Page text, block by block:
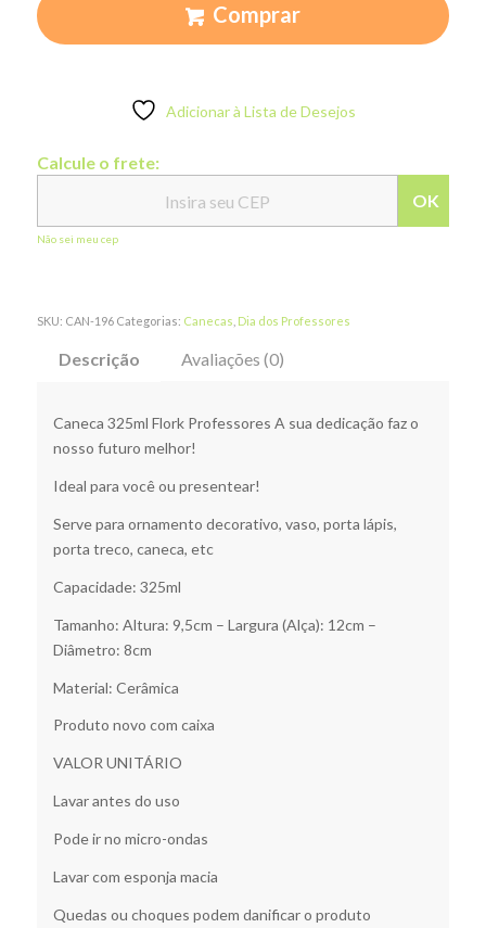
Comprar
Adicionar à Lista de Desejos
Calcule o frete:
OK
Não sei meu cep
SKU: CAN-196 Categorias: Canecas Dia dos Professores
Descrição Avaliações (0)
Caneca 325ml Flork Professores A sua dedicação faz o
nosso futuro melhor!
Ideal para você ou presentear!
Serve para ornamento decorativo, vaso, porta lápis,
porta treco, caneca, etc
Capacidade: 325ml
Tamanho: Altura: 9,5cm – Largura (Alça): 12cm –
Diâmetro: 8cm
Material: Cerâmica
Produto novo com caixa
VALOR UNITÁRIO
Lavar antes do uso
Pode ir no micro-ondas
Lavar com esponja macia
Quedas ou choques podem danificar o produto